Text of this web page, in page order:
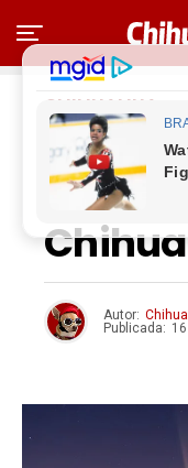
CHIHUAHUA
Así se
del
Autor:
Publicada: